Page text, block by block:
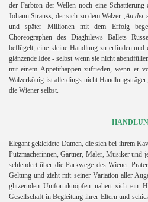
der Farbton der Wellen noch eine
Johann Strauss, der sich zu dem Walzer ‚An der
und später Millionen mit dem Erfolg
Choreographen des Diaghilews Ballets
beflügelt, eine kleine Handlung zu erfinden und
glänzende Idee - selbst wenn sie nicht
mit einem Appetithappen zufrieden, wenn er
Walzerkönig ist allerdings nicht
die Wiener selbst.
Elegant gekleidete Damen, die sich bei ihrem
Putzmacherinnen, Gärtner, Maler, Musiker und
schlendert über die Parkwege des Wiener
Geltung und zieht mit seiner Variation aller
glitzernden Uniformknöpfen nähert sich ein
Gesellschaft in Begleitung ihrer Eltern und